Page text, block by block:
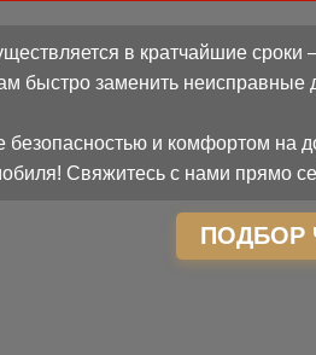
в кратчайшие
быстро заменить
безопасностью и комфортом на
Свяжитесь с нами прямо
ПОДБОР